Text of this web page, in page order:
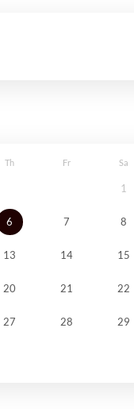
Th Fr Sa
1
6 7 8
13 14 15
20 21 22
27 28 29